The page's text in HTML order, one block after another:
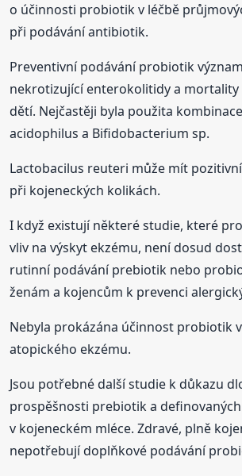
o účinnosti probiotik v léčbě
při podávání antibiotik.
Preventivní podávání probiotik
nekrotizující enterokolitidy a mortality
dětí. Nejčastěji byla použita
acidophilus a Bifidobacterium sp.
Lactobacilus reuteri může mít
při kojeneckých kolikách.
I když existují některé studie, které
vliv na výskyt ekzému, není dosud
rutinní podávání prebiotik nebo
ženám a kojencům k prevenci
Nebyla prokázána účinnost probiotik
atopického ekzému.
Jsou potřebné další studie k důkazu
prospěšnosti prebiotik a
v kojeneckém mléce. Zdravé, plně
nepotřebují doplňkové podávání